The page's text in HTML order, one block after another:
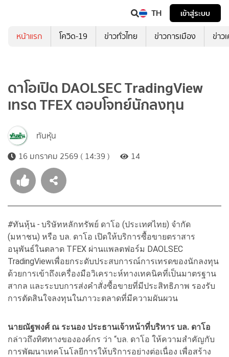
TH
เข้าสู่ระบบ
หน้าแรก
โควิด-19 ข่าวทั่วไทย ข่าวการเมือง ข่าว
ดาโอเปิด DAOLSEC TradingView
เทรด TFEX ตอบโจทย์นักลงทุน
ทันหุ้น
16 มกราคม 2569 ( 14:39 )
14
#ทันหุ้น - บริษัทหลักทรัพย์ ดาโอ (ประเทศไทย) จำกัด
(มหาชน) หรือ บล. ดาโอ เปิดให้บริการซื้อขายตราสาร
อนุพันธ์ในตลาด TFEX ผ่านแพลตฟอร์ม DAOLSEC
TradingViewเพื่อยกระดับประสบการณ์การเทรดของนักลงทุน
ด้วยการเข้าถึงเครื่องมือวิเคราะห์ทางเทคนิคที่เป็นมาตรฐาน
สากล และระบบการส่งคำสั่งซื้อขายที่มีประสิทธิภาพ รองรับ
การตัดสินใจลงทุนในภาวะตลาดที่มีความผันผวน
นายณัฐพงศ์ ณ ระนอง ประธานเจ้าหน้าที่บริหาร บล. ดาโอ
กล่าวถึงทิศทางขององค์กร ว่า “บล. ดาโอ ให้ความสำคัญกับ
การพัฒนาเทคโนโลยีการให้บริการอย่างต่อเนื่อง เพื่อสร้าง